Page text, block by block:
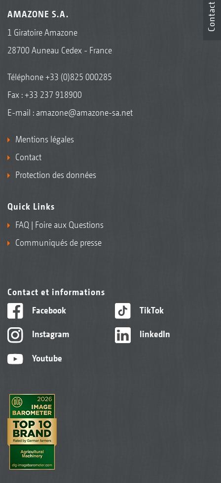
AMAZONE S.A.
1 Giratoire Amazone
28700 Auneau Cedex - France
Téléphone+33 (0)825 000285
Fax : +33 237 918900
E-mail : amazone@amazone-sa.net
Mentions légales
Contact
Protection des données
Quick Links
FAQ | Foire aux Questions
Communiqués de presse
Contact et informations
Facebook
Instagram
Youtube
TikTok
linkedIn
Contact